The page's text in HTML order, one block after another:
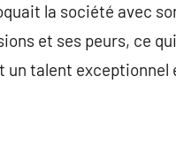
la société avec
et ses peurs, ce
un talent